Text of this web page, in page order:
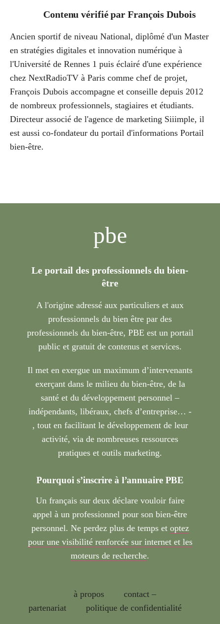
Contenu vérifié par François Dubois
Ancien sportif de niveau National, diplômé d'un Master
en stratégies digitales et innovation numérique à
l'Université de Rennes 1 puis éclairé d'une expérience
chez NextRadioTV à Paris comme chef de projet,
François Dubois accompagne et conseille depuis 2012
de nombreux professionnels, stagiaires et étudiants.
Directeur associé de l'agence de marketing Siiimple, il
est aussi co-fondateur du portail d'informations Portail
bien-être.
pbe
Le portail des professionnels du bien-
être
A l'origine adressé aux particuliers et aux
professionnels du bien être par des
professionnels du bien-être, PBE est un portail
public et gratuit de contenus et services.
Il met en exergue un maximum d’intervenants
exerçant dans le milieu du bien-être, de la
santé et du développement personnel –
indépendants, libéraux, chefs d’entreprise… -
, tout en facilitant le développement de leur
activité, via de nombreuses ressources
pratiques et outils marketing.
Pourquoi s’inscrire à l’annuaire PBE
Un français sur deux déclare vouloir faire
appel à un professionnel pour son bien-être
personnel. Ne perdez plus de temps et optez
pour une visibilité renforcée sur internet et les
moteurs de recherche.
à propos
contact –
partenariat
politique de confidentialité